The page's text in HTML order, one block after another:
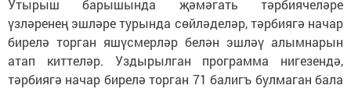
Утырыш барышында җәмәгать тәрбиячеләре
үзләренең эшләре турында сөйләделәр, тәрбиягә начар
бирелә торган яшүсмерләр белән эшләү алымнарын
атап киттеләр. Уздырылган программа нигезендә,
тәрбиягә начар бирелә торган 71 балигъ булмаган бала